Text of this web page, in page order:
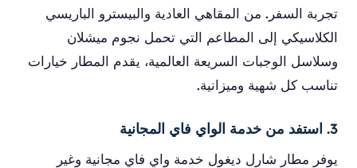
تجربة السفر. من المقاهي العادية والبيسترو الباريسي
الكلاسيكي إلى المطاعم التي تحمل نجوم ميشلان
وسلاسل الوجبات السريعة العالمية، يقدم المطار خيارات
تناسب كل شهية وميزانية.
3. استفد من خدمة الواي فاي المجانية
يوفر مطار شارل ديغول خدمة واي فاي مجانية وغير